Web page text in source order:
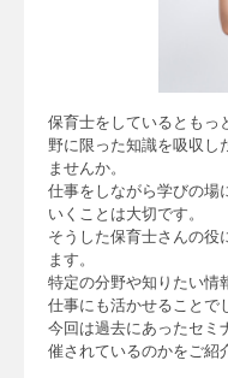
保育士をしているともっ
野に限った知識を吸収し
ませんか。
仕事をしながら学びの場
いくことは大切です。
そうした保育士さんの役
ます。
特定の分野や知りたい情
仕事にも活かせることで
今回は過去にあったセミ
催されているのかをご紹